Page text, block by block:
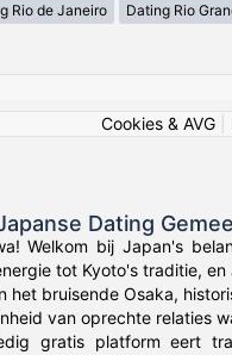
Rio de Janeiro Dating Rio
Cookies & AVG
Dating
Welkom bij Japan's
tot Kyoto's traditie,
het bruisende Osaka,
van oprechte relaties
gratis platform eert